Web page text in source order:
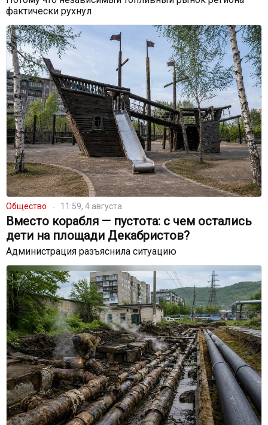
фактически рухнул
Общество 11:59, 4 августа
Вместо корабля — пустота: с чем остались
дети на площади Декабристов?
Администрация разъяснила ситуацию